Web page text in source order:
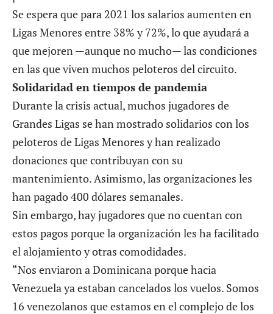
Se espera que para 2021 los salarios aumenten en
Ligas Menores entre 38% y 72%, lo que ayudará a
que mejoren —aunque no mucho— las condiciones
en las que viven muchos peloteros del circuito.
Solidaridad en tiempos de pandemia
Durante la crisis actual, muchos jugadores de
Grandes Ligas se han mostrado solidarios con los
peloteros de Ligas Menores y han realizado
donaciones que contribuyan con su
mantenimiento. Asimismo, las organizaciones les
han pagado 400 dólares semanales.
Sin embargo, hay jugadores que no cuentan con
estos pagos porque la organización les ha facilitado
el alojamiento y otras comodidades.
“Nos enviaron a Dominicana porque hacia
Venezuela ya estaban cancelados los vuelos. Somos
16 venezolanos que estamos en el complejo de los